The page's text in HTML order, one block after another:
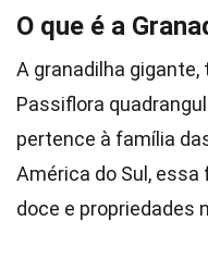
O que é a
A granadilha
Passiflora
pertence à família
América do Sul,
doce e propriedades